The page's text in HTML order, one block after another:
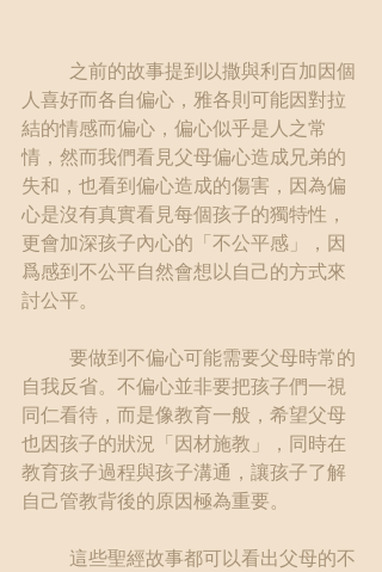
人喜好而各自偏心，雅各則可能因對拉
結的情感而偏心，偏心似乎是人之常
情，然而我們看見父母偏心造成兄弟的
失和，也看到偏心造成的傷害，因為偏
心是沒有真實看見每個孩子的獨特性，
更會加深孩子內心的「不公平感」，因
爲感到不公平自然會想以自己的方式來
討公平。
自我反省。不偏心並非要把孩子們一視
同仁看待，而是像教育一般，希望父母
也因孩子的狀況「因材施教」，同時在
教育孩子過程與孩子溝通，讓孩子了解
自己管教背後的原因極為重要。